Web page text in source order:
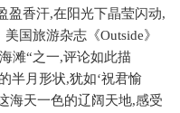
盈香汗,在阳光下晶莹闪动,
美国旅游杂志《Outside》
滩“之一,评论如此描
半月形状,犹如‘祝君愉
海天一色的辽阔天地,感受